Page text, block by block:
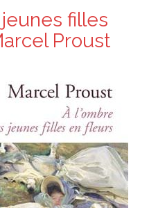
filles
Proust